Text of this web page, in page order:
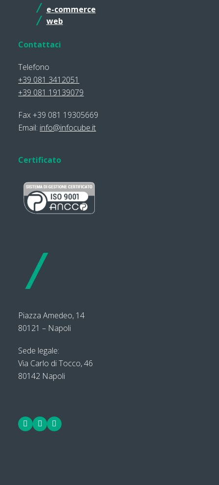
e-commerce
web
Contattaci
Telefono
+39 081 3412051
+39 081 19139079
Fax +39 081 19305669
Email: info@infocube.it
Certificato
Piazza Amedeo, 14
80121 – Napoli
Sede legale:
Via Carlo di Tocco, 46
80142 Napoli
Facebook
LinkedInTwitter